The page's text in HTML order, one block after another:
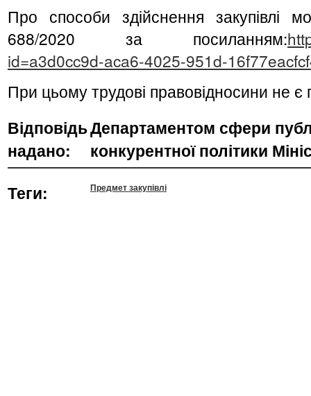
Про способи здійснення закупівлі
688/2020 за посиланням:
id=a3d0cc9d-aca6-4025-951d-
При цьому трудові правовідносини не
Відповідь
надано:
Департаментом сфери
конкурентної політики
Теги:
Предмет закупівлі